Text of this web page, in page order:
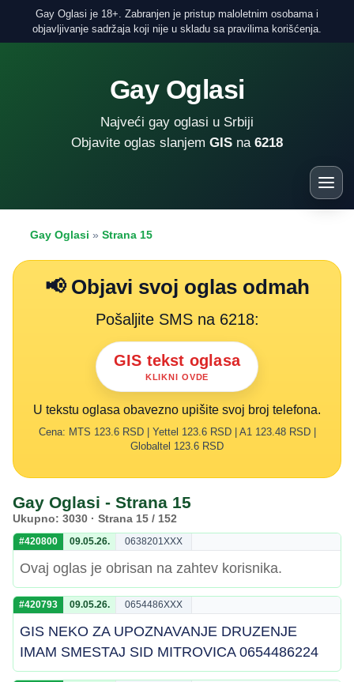
Gay Oglasi je 18+. Zabranjen je pristup maloletnim osobama i
objavljivanje sadržaja koji nije u skladu sa pravilima korišćenja.
Gay Oglasi
Najveći gay oglasi u Srbiji
Objavite oglas slanjem GIS na 6218
Gay Oglasi » Strana 15
📢 Objavi svoj oglas odmah
Pošaljite SMS na 6218:
GIS tekst oglasa
KLIKNI OVDE
U tekstu oglasa obavezno upišite svoj broj telefona.
Cena: MTS 123.6 RSD | Yettel 123.6 RSD | A1 123.48 RSD |
Globaltel 123.6 RSD
Gay Oglasi - Strana 15
Ukupno: 3030 · Strana 15 / 152
#420800 09.05.26. 0638201XXX
Ovaj oglas je obrisan na zahtev korisnika.
#420793 09.05.26. 0654486XXX
GIS NEKO ZA UPOZNAVANJE DRUZENJE
IMAM SMESTAJ SID MITROVICA 0654486224